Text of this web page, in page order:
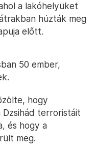
a lakóhelyüket
húzták meg
előtt.
50 ember,
hogy
Dzsihád terroristáit
és hogy a
meg.